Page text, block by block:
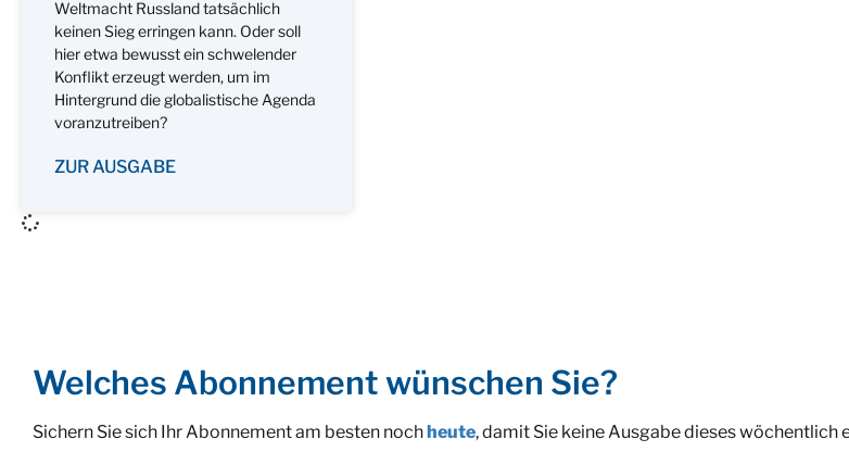
Weltmacht Russland tatsächlich
keinen Sieg erringen kann. Oder soll
hier etwa bewusst ein schwelender
Konflikt erzeugt werden, um im
Hintergrund die globalistische Agenda
voranzutreiben?
ZUR AUSGABE
Welches Abonnement wünschen Sie?
Sichern Sie sich Ihr Abonnement am besten nochheute, damit Sie keine Ausgabe dieses